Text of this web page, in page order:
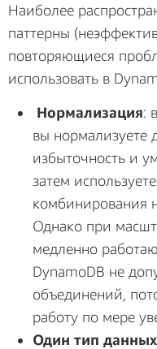
Наиболее
паттерны
повторяющиеся
использовать в
Нормализация:
вы нормализуете
избыточность и
затем
комбинирования
Однако при
медленно
DynamoDB не
объединений,
работу по мере
Один тип